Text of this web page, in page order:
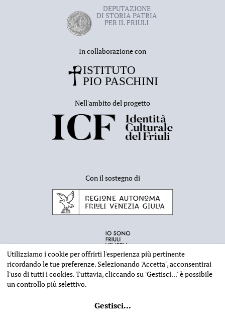
DEPUTAZIONE
DI STORIA PATRIA
PER IL FRIULI
In collaborazione con
Nell'ambito del progetto
Con il sostegno di
2026 - Deputazione di Storia Patria per il Friuli - CF 80023560305
Utilizziamo i cookie per offrirti l'esperienza più pertinente
ricordando le tue preferenze. Selezionando 'Accetta', acconsentirai
l'uso di tutti i cookies. Tuttavia, cliccando su 'Gestisci...'è possibile
un controllo più selettivo.
Gestisci...